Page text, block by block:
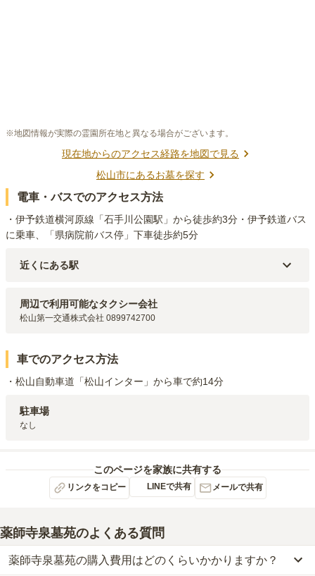
※地図情報が実際の霊園所在地と異なる場合がございます。
現在地からのアクセス経路を地図で見る
松山市にあるお墓を探す
電車・バスでのアクセス方法
・伊予鉄道横河原線「石手川公園駅」から徒歩約3分・伊予鉄道バス
に乗車、「県病院前バス停」下車徒歩約5分
近くにある駅
（717m）
伊予鉄道環状線・伊予鉄道環状線・伊予鉄道市駅線・伊予鉄道本町線
線
市役所前駅（1.1km）
線
県庁前駅（ 1.2km）
周辺で利用可能なタクシー会社
松山第一交通株式会社 0899742700
車でのアクセス方法
・松山自動車道「松山インター」から車で約14分
駐車場
なし
このページを家族に共有する
リンクをコピー LINEで共有 メールで共有
薬師寺泉墓苑のよくある質問
薬師寺泉墓苑の購入費用はどのくらいかかりますか？